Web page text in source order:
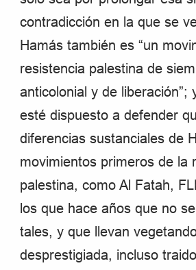
contradicción en la que se
Hamás también es “un
resistencia palestina de
anticolonial y de liberación”;
esté dispuesto a defender
diferencias sustanciales de
movimientos primeros de la
palestina, como Al Fatah,
los que hace años que no
tales, y que llevan
desprestigiada, incluso